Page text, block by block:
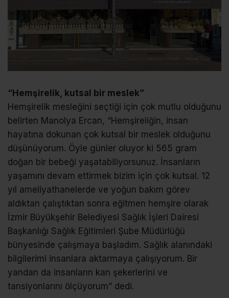
“Hemşirelik, kutsal bir meslek”
Hemşirelik mesleğini seçtiği için çok mutlu olduğunu
belirten Manolya Ercan, “Hemşireliğin, insan
hayatına dokunan çok kutsal bir meslek olduğunu
düşünüyorum. Öyle günler oluyor ki 565 gram
doğan bir bebeği yaşatabiliyorsunuz. İnsanların
yaşamını devam ettirmek bizim için çok kutsal. 12
yıl ameliyathanelerde ve yoğun bakım görev
aldıktan çalıştıktan sonra eğitmen hemşire olarak
İzmir Büyükşehir Belediyesi Sağlık İşleri Dairesi
Başkanlığı Sağlık Eğitimleri Şube Müdürlüğü
bünyesinde çalışmaya başladım. Sağlık alanındaki
bilgilerimi insanlara aktarmaya çalışıyorum. Bir
yandan da insanların kan şekerlerini ve
tansiyonlarını ölçüyorum” dedi.